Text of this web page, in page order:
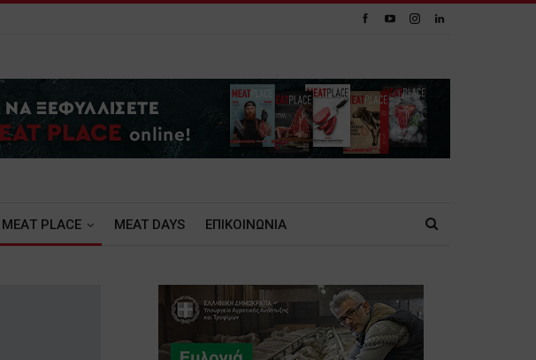
PLACE MEAT DAYS ΕΠΙΚΟΙΝΩΝΙΑ